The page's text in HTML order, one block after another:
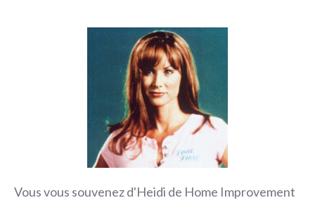
Vous vous souvenez d'Heidi de Home Improvement